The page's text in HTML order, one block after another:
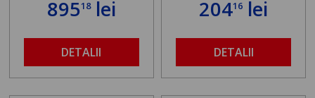
89518lei
DETALII
20416 lei
DETALII